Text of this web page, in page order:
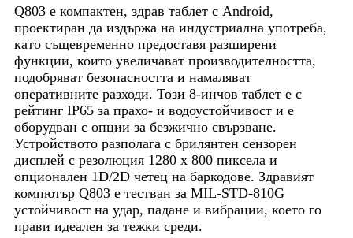
Q803 е компактен, здрав таблет с Android,
проектиран да издържа на индустриална употреба,
като същевременно предоставя разширени
функции, които увеличават производителността,
подобряват безопасността и намаляват
оперативните разходи. Този 8-инчов таблет е с
рейтинг IP65 за прахо- и водоустойчивост и е
оборудван с опции за безжично свързване.
Устройството разполага с брилянтен сензорен
дисплей с резолюция 1280 x 800 пиксела и
опционален 1D/2D четец на баркодове. Здравият
компютър Q803 е тестван за MIL-STD-810G
устойчивост на удар, падане и вибрации, което го
прави идеален за тежки среди.